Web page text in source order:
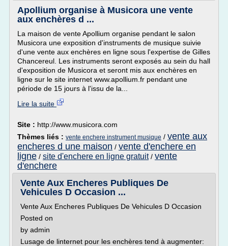
Apollium organise à Musicora une vente
aux enchères d ...
La maison de vente Apollium organise pendant le salon
Musicora une exposition d'instruments de musique suivie
d'une vente aux enchères en ligne sous l'expertise de Gilles
Chancereul. Les instruments seront exposés au sein du hall
d'exposition de Musicora et seront mis aux enchères en
ligne sur le site internet www.apollium.fr pendant une
période de 15 jours à l'issu de la...
Lire la suite
Site : http://www.musicora.com
Thèmes liés : vente enchere instrument musique / vente aux
encheres d une maison / vente d'enchere en
ligne / site d'enchere en ligne gratuit/ vente
d'enchere
Vente Aux Encheres Publiques De
Vehicules D Occasion ...
Vente Aux Encheres Publiques De Vehicules D Occasion
Posted on
by admin
Lusage de linternet pour les enchères tend à augmenter: